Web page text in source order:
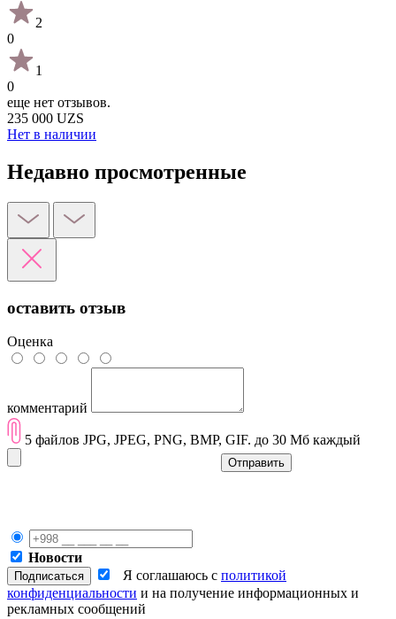
2
0
1
0
еще нет отзывов.
235 000 UZS
Нет в наличии
Недавно просмотренные
оставить отзыв
Оценка
комментарий
5 файлов JPG, JPEG, PNG, BMP, GIF. до 30 Мб каждый
Отправить
Новости
Я соглашаюсь с политикой
конфиденциальности и на получение информационных и
рекламных сообщений